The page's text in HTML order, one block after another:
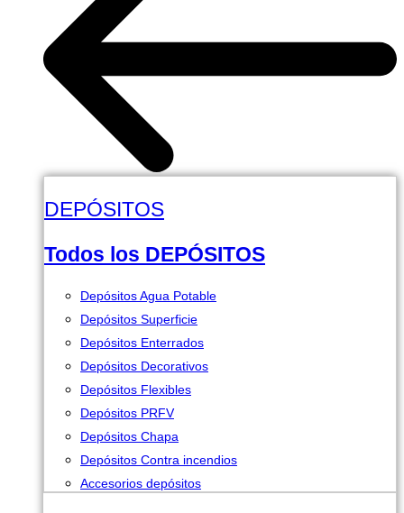
DEPÓSITOS
Todos los DEPÓSITOS
Depósitos Agua Potable
Depósitos Superficie
Depósitos Enterrados
Depósitos Decorativos
Depósitos Flexibles
Depósitos PRFV
Depósitos Chapa
Depósitos Contra incendios
Accesorios depósitos